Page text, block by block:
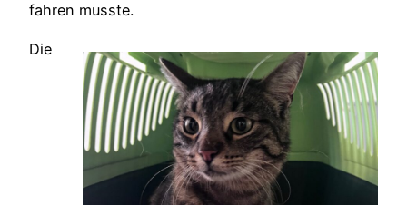
fahren musste.
Die